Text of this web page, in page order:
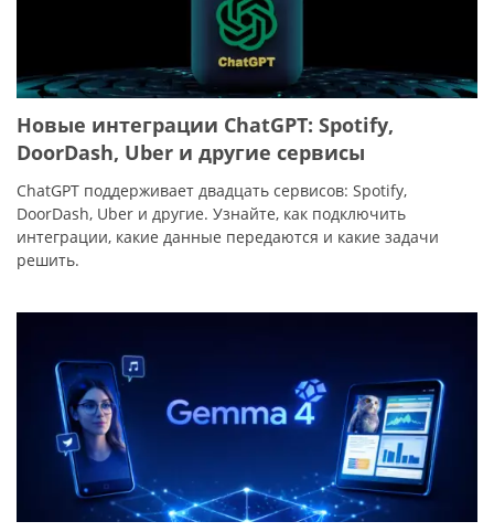
Новые интеграции ChatGPT: Spotify,
DoorDash, Uber и другие сервисы
ChatGPT поддерживает двадцать сервисов: Spotify,
DoorDash, Uber и другие. Узнайте, как подключить
интеграции, какие данные передаются и какие задачи
решить.